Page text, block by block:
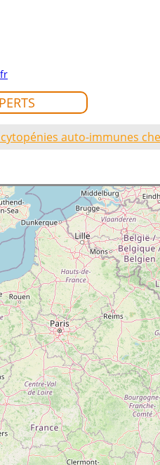
auto-immunes